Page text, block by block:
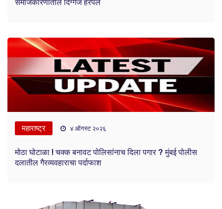
समाजकारणातील दिग्गज हरपले
महाराष्ट्र ४ ऑगस्ट २०२६
मोठा घोटाळा ! चक्क बनावट पोलिसांनाच दिला पगार ? मुंबई पोलीस
दलातील गैरव्यवहाराचा पर्दाफाश